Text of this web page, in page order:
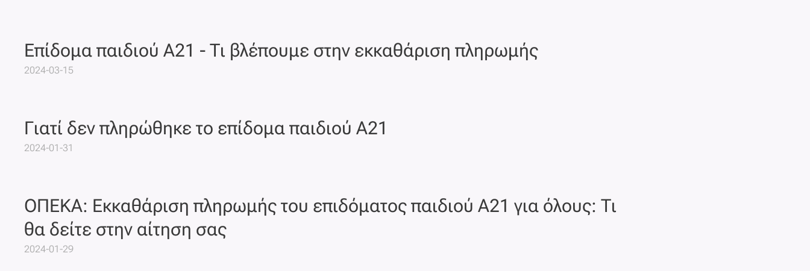
Επίδομα παιδιού Α21 - Τι βλέπουμε στην εκκαθάριση πληρωμής
2024-03-15
Γιατί δεν πληρώθηκε το επίδομα παιδιού Α21
2024-01-31
ΟΠΕΚΑ: Εκκαθάριση πληρωμής του επιδόματος παιδιού Α21 για όλους: Τι
θα δείτε στην αίτηση σας
2024-01-29